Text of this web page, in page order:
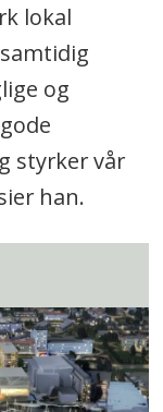
lokal
og
styrker vår
han.